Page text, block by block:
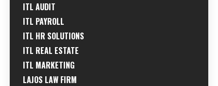
ITL AUDIT
ITL PAYROLL
ITL HR SOLUTIONS
ITL REAL ESTATE
ITL MARKETING
LAJOS LAW FIRM